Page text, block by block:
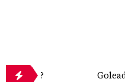
Goleada y